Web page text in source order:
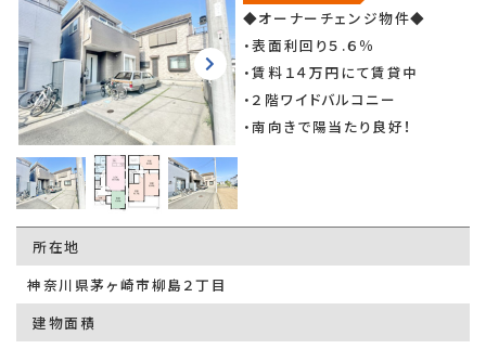
◆オーナーチェンジ物件◆
・表面利回り５.６％
・賃料１４万円にて賃貸中
・２階ワイドバルコニー
・南向きで陽当たり良好！
所在地
神奈川県茅ヶ崎市柳島２丁目
建物面積